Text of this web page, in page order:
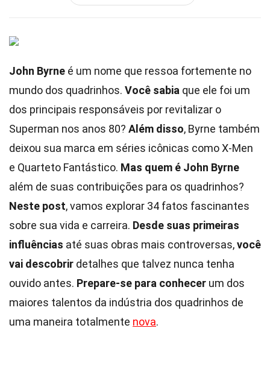
John Byrne é um nome que ressoa fortemente no
mundo dos quadrinhos. Você sabia que ele foi um
dos principais responsáveis por revitalizar o
Superman nos anos 80? Além disso, Byrne também
deixou sua marca em séries icônicas como X-Men
e Quarteto Fantástico. Mas quem é John Byrne
além de suas contribuições para os quadrinhos?
Neste post, vamos explorar 34 fatos fascinantes
sobre sua vida e carreira. Desde suas primeiras
influências até suas obras mais controversas,você
vai descobrir detalhes que talvez nunca tenha
ouvido antes. Prepare-se para conhecer um dos
maiores talentos da indústria dos quadrinhos de
uma maneira totalmente nova.